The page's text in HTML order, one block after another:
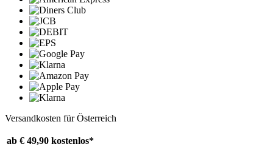
Versandkosten für Österreich
ab € 49,90 kostenlos*